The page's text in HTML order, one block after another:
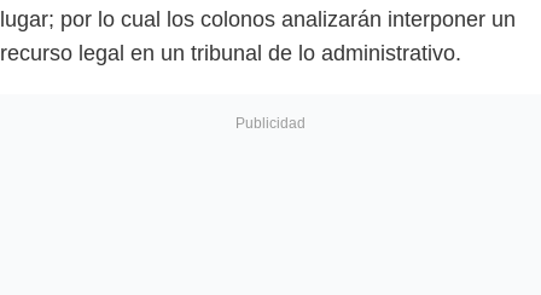
lugar; por lo cual los colonos analizarán interponer un
recurso legal en un tribunal de lo administrativo.